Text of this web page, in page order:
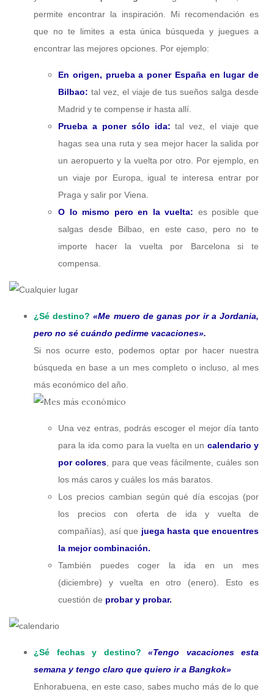
permite encontrar la inspiración. Mi recomendación es
que no te limites a esta única búsqueda y juegues a
encontrar las mejores opciones. Por ejemplo:
En origen, prueba a poner España en lugar de
Bilbao: tal vez, el viaje de tus sueños salga desde
Madrid y te compense ir hasta allí.
Prueba a poner sólo ida: tal vez, el viaje que
hagas sea una ruta y sea mejor hacer la salida por
un aeropuerto y la vuelta por otro. Por ejemplo, en
un viaje por Europa, igual te interesa entrar por
Praga y salir por Viena.
O lo mismo pero en la vuelta: es posible que
salgas desde Bilbao, en este caso, pero no te
importe hacer la vuelta por Barcelona si te
compensa.
¿Sé destino? «Me muero de ganas por ir a Jordania,
pero no sé cuándo pedirme vacaciones».
Si nos ocurre esto, podemos optar por hacer nuestra
búsqueda en base a un mes completo o incluso, al mes
más económico del año.
Una vez entras, podrás escoger el mejor día tanto
para la ida como para la vuelta en un calendario y
por colores, para que veas fácilmente, cuáles son
los más caros y cuáles los más baratos.
Los precios cambian según qué día escojas (por
los precios con oferta de ida y vuelta de
compañías), así que juega hasta que encuentres
la mejor combinación.
También puedes coger la ida en un mes
(diciembre) y vuelta en otro (enero). Esto es
cuestión de probar y probar.
¿Sé fechas y destino?
«Tengo vacaciones esta
semana y tengo claro que quiero ir a Bangkok»
Enhorabuena, en este caso, sabes mucho más de lo que